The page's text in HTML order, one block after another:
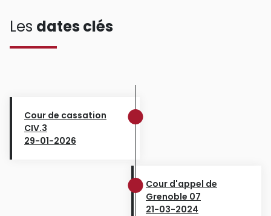
Les dates clés
Cour de cassation
CIV.3
29-01-2026
Cour d'appel de
Grenoble 07
21-03-2024